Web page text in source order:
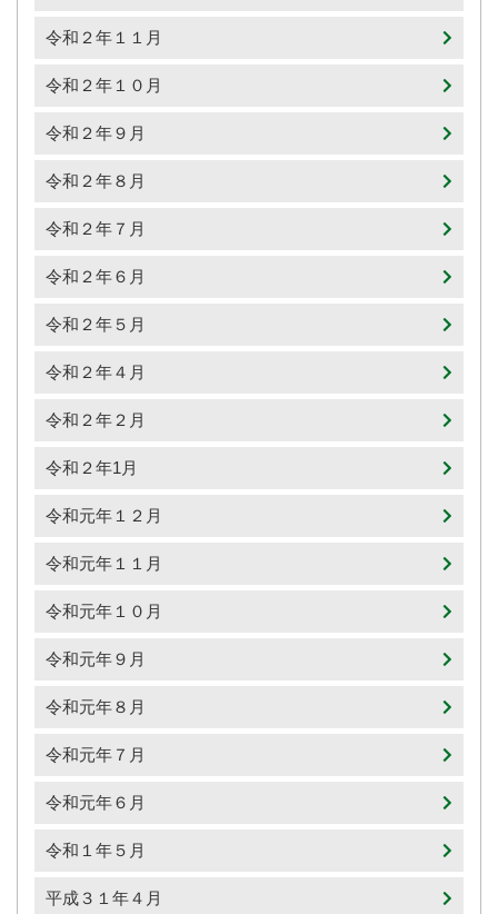
令和２年１１月
令和２年１０月
令和２年９月
令和２年８月
令和２年７月
令和２年６月
令和２年５月
令和２年４月
令和２年２月
令和２年1月
令和元年１２月
令和元年１１月
令和元年１０月
令和元年９月
令和元年８月
令和元年７月
令和元年６月
令和１年５月
平成３１年４月